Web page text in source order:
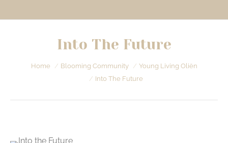
Into The Future
Je bent hier:
Home Blooming Community
Young Living Oliën
Into The Future